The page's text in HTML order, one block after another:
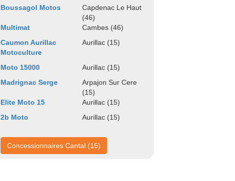
Boussagol Motos
Capdenac Le Haut
(46)
Multimat
Cambes (46)
Caumon Aurillac
Motoculture
Aurillac (15)
Moto 15000
Aurillac (15)
Madrignac Serge
Arpajon Sur Cere
(15)
Elite Moto 15
Aurillac (15)
2b Moto
Aurillac (15)
Concessionnaires Cantal (15)